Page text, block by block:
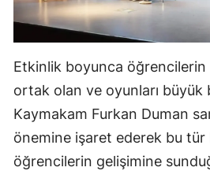
Etkinlik boyunca öğrencilerin
ortak olan ve oyunları
Kaymakam Furkan Duman
önemine işaret ederek bu
öğrencilerin gelişimine